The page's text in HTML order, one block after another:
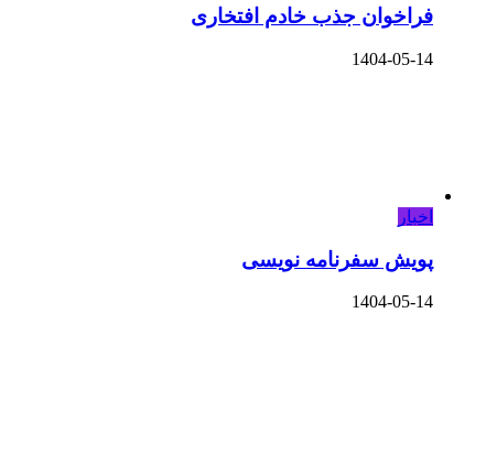
فراخوان جذب خادم افتخاری
1404-05-14
اخبار
پویش سفرنامه نویسی
1404-05-14